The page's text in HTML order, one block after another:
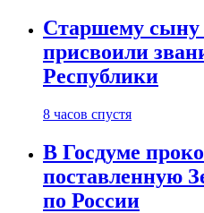
Старшему сыну
присвоили
Республики
8 часов спустя
В Госдуме
поставленную
по России